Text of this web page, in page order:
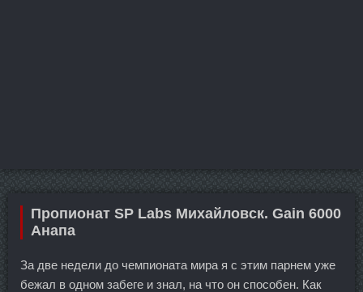
Пропионат SP Labs Михайловск. Gain 6000
Анапа
За две недели до чемпионата мира я с этим парнем уже
бежал в одном забеге и знал, на что он способен. Как